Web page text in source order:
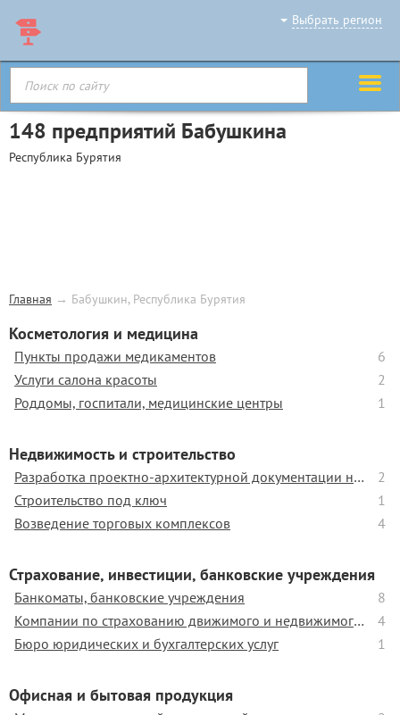
Выбрать регион
148 предприятий Бабушкина
Республика Бурятия
Главная → Бабушкин, Республика Бурятия
Косметология и медицина
6
Пункты продажи медикаментов
2
Услуги салона красоты
1
Роддомы, госпитали, медицинские центры
Недвижимость и строительство
2
Разработка проектно-архитектурной документации на промышленные объекты
1
Строительство под ключ
4
Возведение торговых комплексов
Страхование, инвестиции, банковские учреждения
8
Банкоматы, банковские учреждения
4
Компании по страхованию движимого и недвижимого имущества
1
Бюро юридических и бухгалтерских услуг
Офисная и бытовая продукция